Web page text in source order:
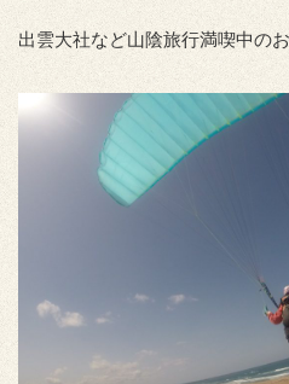
出雲大社など山陰旅行満喫中の